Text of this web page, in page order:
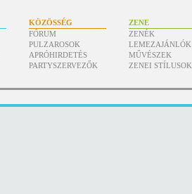
KÖZÖSSÉG
FÓRUM
PULZAROSOK
APRÓHIRDETÉS
PARTYSZERVEZŐK
ZENE
ZENÉK
LEMEZAJÁNLÓK
MŰVÉSZEK
ZENEI STÍLUSOK